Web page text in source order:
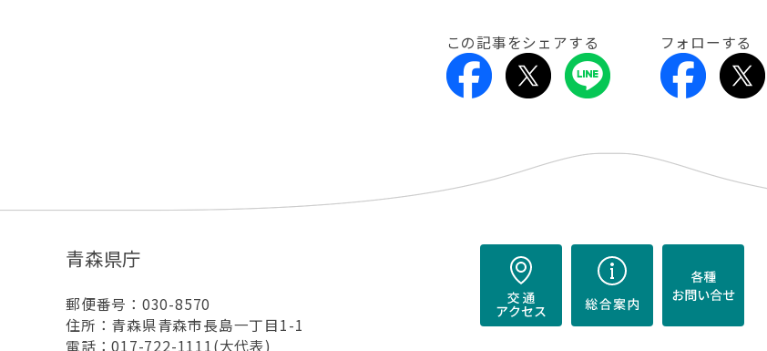
この記事をシェアする フォローする
青森県庁
郵便番号：030-8570
住所：青森県青森市長島一丁目1-1
電話：017-722-1111(大代表)